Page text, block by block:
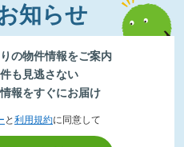
知らせ
の物件情報をご案内
も見逃さない
報をすぐにお届け
と 利用規約に同意して